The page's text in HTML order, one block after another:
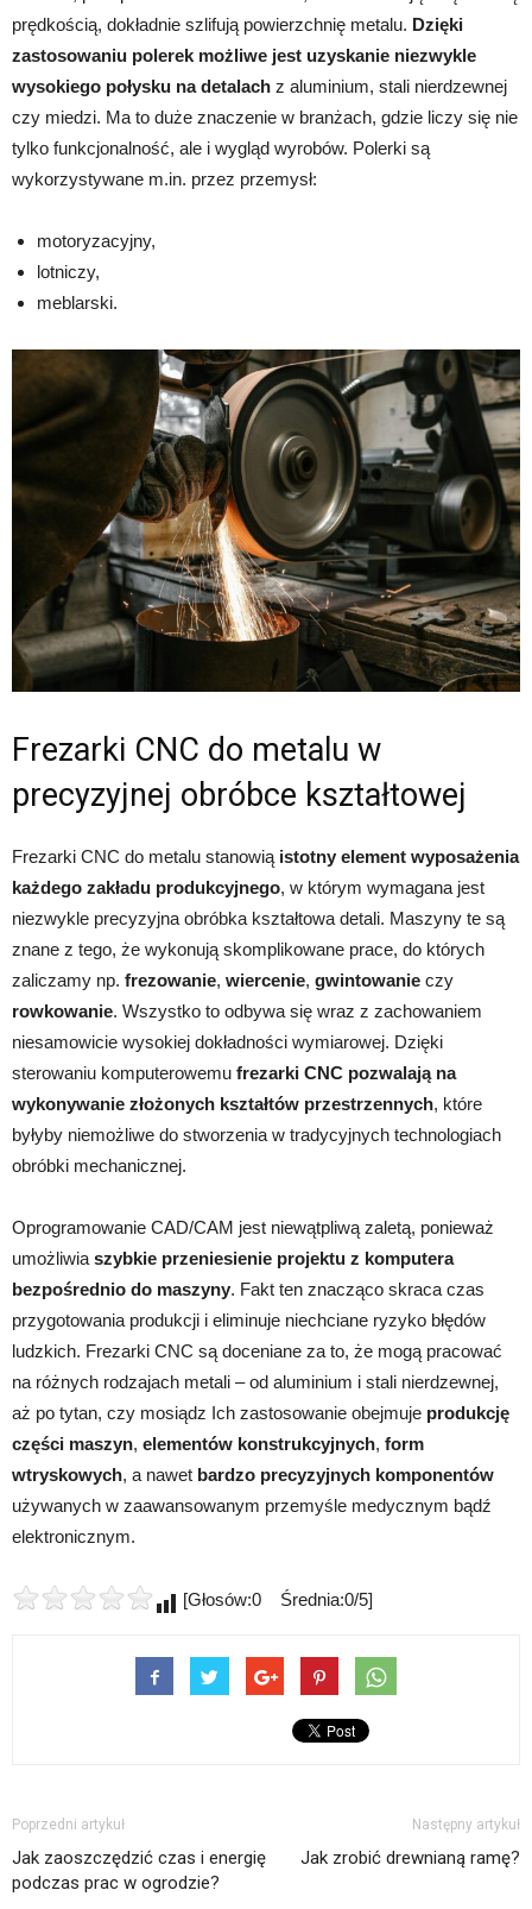
prędkością, dokładnie szlifują powierzchnię metalu. Dzięki
zastosowaniu polerek możliwe jest uzyskanie niezwykle
wysokiego połysku na detalach z aluminium, stali nierdzewnej
czy miedzi. Ma to duże znaczenie w branżach, gdzie liczy się nie
tylko funkcjonalność, ale i wygląd wyrobów. Polerki są
wykorzystywane m.in. przez przemysł:
motoryzacyjny,
lotniczy,
meblarski.
Frezarki CNC do metalu w
precyzyjnej obróbce kształtowej
Frezarki CNC do metalu stanowią istotny element wyposażenia
każdego zakładu produkcyjnego, w którym wymagana jest
niezwykle precyzyjna obróbka kształtowa detali. Maszyny te są
znane z tego, że wykonują skomplikowane prace, do których
zaliczamy np. frezowanie, wiercenie, gwintowanie czy
rowkowanie. Wszystko to odbywa się wraz z zachowaniem
niesamowicie wysokiej dokładności wymiarowej. Dzięki
sterowaniu komputerowemu frezarki CNC pozwalają na
wykonywanie złożonych kształtów przestrzennych, które
byłyby niemożliwe do stworzenia w tradycyjnych technologiach
obróbki mechanicznej.
Oprogramowanie CAD/CAM jest niewątpliwą zaletą, ponieważ
umożliwia szybkie przeniesienie projektu z komputera
bezpośrednio do maszyny. Fakt ten znacząco skraca czas
przygotowania produkcji i eliminuje niechciane ryzyko błędów
ludzkich. Frezarki CNC są doceniane za to, że mogą pracować
na różnych rodzajach metali – od aluminium i stali nierdzewnej,
aż po tytan, czy mosiądz Ich zastosowanie obejmuje produkcję
części maszyn, elementów konstrukcyjnych, form
wtryskowych, a nawet bardzo precyzyjnych komponentów
używanych w zaawansowanym przemyśle medycznym bądź
elektronicznym.
[Głosów:0 Średnia:0/5]
Poprzedni artykuł
Jak zaoszczędzić czas i energię
podczas prac w ogrodzie?
Następny artykuł
Jak zrobić drewnianą ramę?